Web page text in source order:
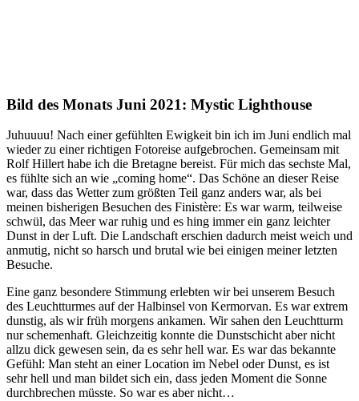
Bild des Monats Juni 2021: Mystic Lighthouse
Juhuuuu! Nach einer gefühlten Ewigkeit bin ich im Juni endlich mal
wieder zu einer richtigen Fotoreise aufgebrochen. Gemeinsam mit
Rolf Hillert habe ich die Bretagne bereist. Für mich das sechste Mal,
es fühlte sich an wie „coming home“. Das Schöne an dieser Reise
war, dass das Wetter zum größten Teil ganz anders war, als bei
meinen bisherigen Besuchen des Finistère: Es war warm, teilweise
schwül, das Meer war ruhig und es hing immer ein ganz leichter
Dunst in der Luft. Die Landschaft erschien dadurch meist weich und
anmutig, nicht so harsch und brutal wie bei einigen meiner letzten
Besuche.
Eine ganz besondere Stimmung erlebten wir bei unserem Besuch
des Leuchtturmes auf der Halbinsel von Kermorvan. Es war extrem
dunstig, als wir früh morgens ankamen. Wir sahen den Leuchtturm
nur schemenhaft. Gleichzeitig konnte die Dunstschicht aber nicht
allzu dick gewesen sein, da es sehr hell war. Es war das bekannte
Gefühl: Man steht an einer Location im Nebel oder Dunst, es ist
sehr hell und man bildet sich ein, dass jeden Moment die Sonne
durchbrechen müsste. So war es aber nicht…